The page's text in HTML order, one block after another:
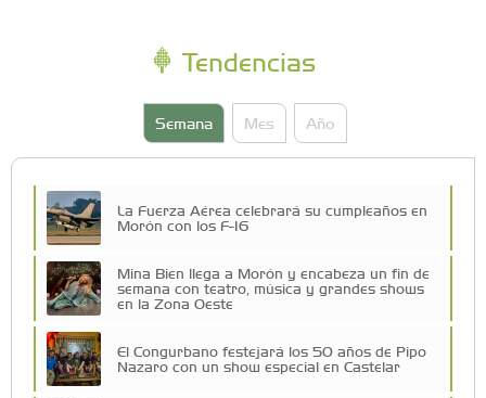
Tendencias
Semana Mes Año
La Fuerza Aérea celebrará su cumpleaños en
Morón con los F-16
Mina Bien llega a Morón y encabeza un fin de
semana con teatro, música y grandes shows
en la Zona Oeste
El Congurbano festejará los 50 años de Pipo
Nazaro con un show especial en Castelar